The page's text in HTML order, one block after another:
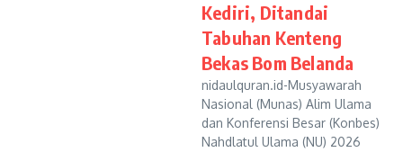
Kediri, Ditandai
Tabuhan Kenteng
Bekas Bom Belanda
nidaulquran.id-Musyawarah
Nasional (Munas) Alim Ulama
dan Konferensi Besar (Konbes)
Nahdlatul Ulama (NU) 2026